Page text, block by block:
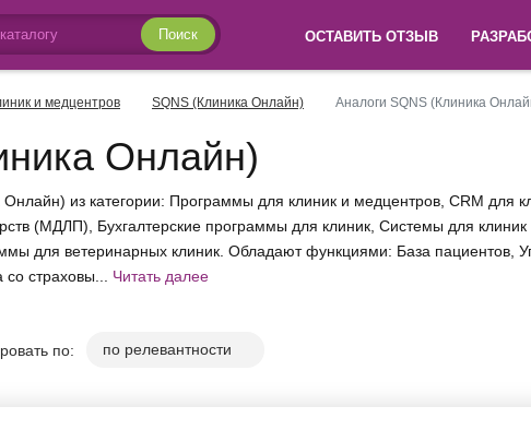
ОСТАВИТЬ ОТЗЫВ
Поиск
и медцентров SQNS (Клиника Онлайн) Аналоги SQNS (Клиника
Онлайн)
из категории: Программы для клиник и медцентров, CRM
(МДЛП), Бухгалтерские программы для клиник, Системы для клиник
для ветеринарных клиник. Обладают функциями: База пациентов,
страховы... Читать далее
по: